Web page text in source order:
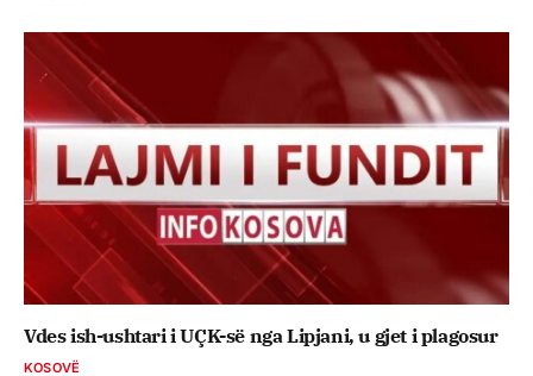
Vdes ish-ushtari i UÇK-së nga Lipjani, u gjet i plagosur
KOSOVË